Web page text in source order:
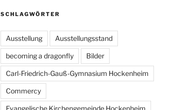
SCHLAGWÖRTER
Ausstellung Ausstellungsstand
becoming a dragonfly Bilder
Carl-Friedrich-Gauß-Gymnasium Hockenheim
Commercy
Evangelische Kirchengemeinde Hockenheim